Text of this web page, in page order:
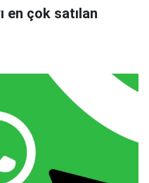
en çok satılan